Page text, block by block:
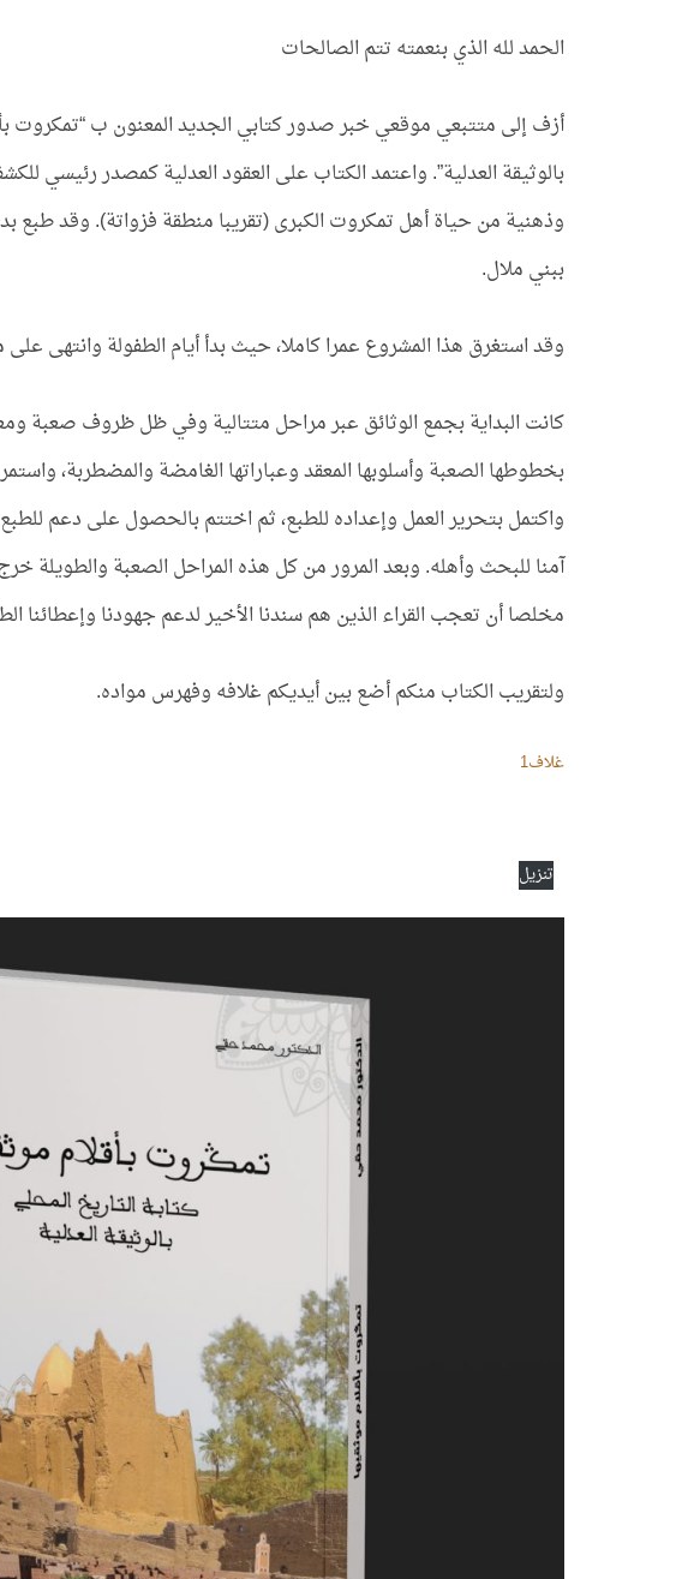
الحمد لله الذي بنعمته تتم الصالحات
أزف إلى متتبعي موقعي خبر صدور كتابي الجديد المعنون ب “تمكروت
بالوثيقة العدلية”. واعتمد الكتاب على العقود العدلية كمصدر رئيسي
وذهنية من حياة أهل تمكروت الكبرى (تقريبا منطقة فزواتة). وقد طبع
ببني ملال.
وقد استغرق هذا المشروع عمرا كاملا، حيث بدأ أيام الطفولة وانتهى
كانت البداية بجمع الوثائق عبر مراحل متتالية وفي ظل ظروف صعبة
بخطوطها الصعبة وأسلوبها المعقد وعباراتها الغامضة والمضطربة،
واكتمل بتحرير العمل وإعداده للطبع، ثم اختتم بالحصول على دعم
آمنا للبحث وأهله. وبعد المرور من كل هذه المراحل الصعبة والطويلة
مخلصا أن تعجب القراء الذين هم سندنا الأخير لدعم جهودنا وإعطائنا
ولتقريب الكتاب منكم أضع بين أيديكم غلافه وفهرس مواده.
غلاف1
تنزيل